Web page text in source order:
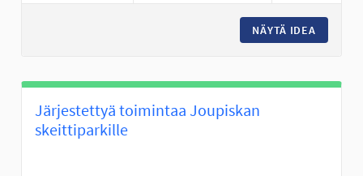
NÄYTÄ IDEA
Järjestettyä toimintaa Joupiskan
skeittiparkille